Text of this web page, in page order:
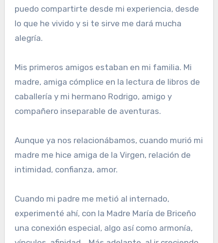
puedo compartirte desde mi experiencia, desde
lo que he vivido y si te sirve me dará mucha
alegría.
Mis primeros amigos estaban en mi familia. Mi
madre, amiga cómplice en la lectura de libros de
caballería y mi hermano Rodrigo, amigo y
compañero inseparable de aventuras.
Aunque ya nos relacionábamos, cuando murió mi
madre me hice amiga de la Virgen, relación de
intimidad, confianza, amor.
Cuando mi padre me metió al internado,
experimenté ahí, con la Madre María de Briceño
una conexión especial, algo así como armonía,